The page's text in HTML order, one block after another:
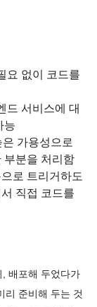
요 없이 코드를
드 서비스에 대
능
가용성으로
부분을 처리함
로 트리거하도
직접 코드를
배포해 두었다가
리 준비해 두는 것